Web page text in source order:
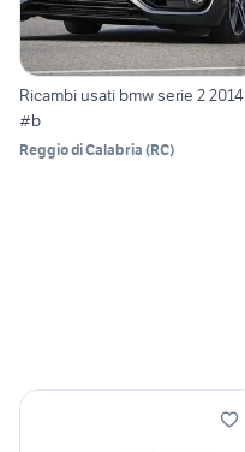
Ricambi usati bmw serie 2 2014
#b
Reggio di Calabria (RC)